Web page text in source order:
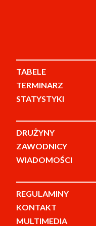
TABELE
TERMINARZ
STATYSTYKI
DRUŻYNY
ZAWODNICY
WIADOMOŚCI
REGULAMINY
KONTAKT
MULTIMEDIA